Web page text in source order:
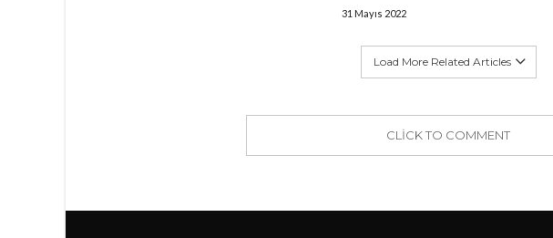
31 Mayıs 2022
Load More Related Articles
CLICK TO COMMENT